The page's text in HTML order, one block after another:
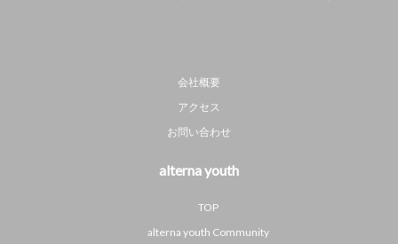
会社概要
アクセス
お問い合わせ
alterna youth
TOP
alterna youth Community